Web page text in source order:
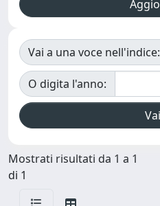
Vai a una voce nell'indice:
O digita l'anno:
Mostrati risultati da 1 a 1
di 1